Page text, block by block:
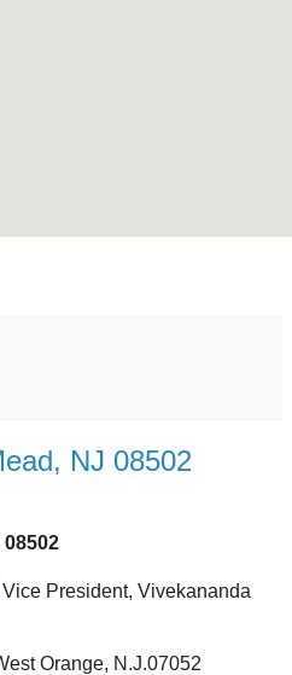
NJ 08502
08502
Vice President, Vivekananda
Orange, N.J.07052